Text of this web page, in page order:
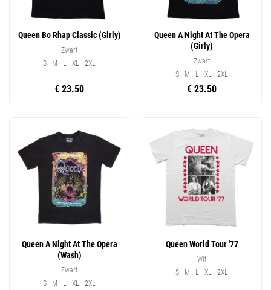
Queen Bo Rhap Classic (Girly)
Zwart
S · M · L · XL · 2XL
€ 23.50
Queen A Night At The Opera
(Girly)
Zwart
S · M · L · XL · 2XL
€ 23.50
Queen A Night At The Opera
(Wash)
Zwart
S · M · L · XL · 2XL
Queen World Tour '77
Wit
S · M · L · XL · 2XL